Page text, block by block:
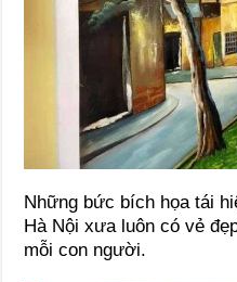
Những bức bích họa tái
Hà Nội xưa luôn có vẻ
mỗi con người.